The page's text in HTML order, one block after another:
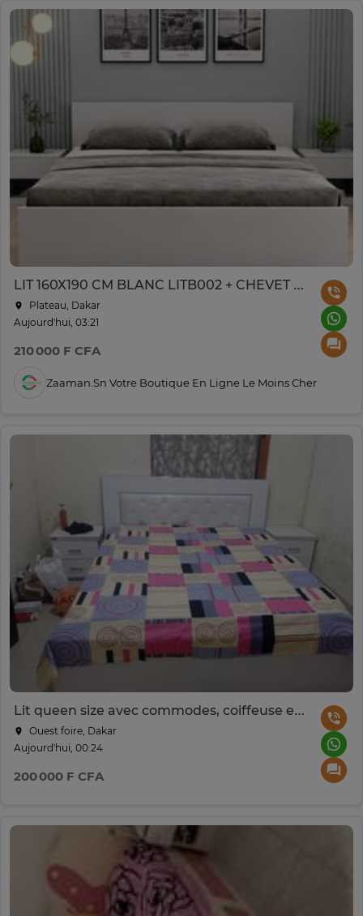
LIT 160X190 CM BLANC LITB002 + CHEVET 41X37X40 CM CNB001
Plateau, Dakar
Aujourd'hui, 03:21
210 000 F CFA
Zaaman.sn Votre Boutique En Ligne Le Moins Cher
Lit queen size avec commodes, coiffeuse et miroir
Ouest foire, Dakar
Aujourd'hui, 00:24
200 000 F CFA